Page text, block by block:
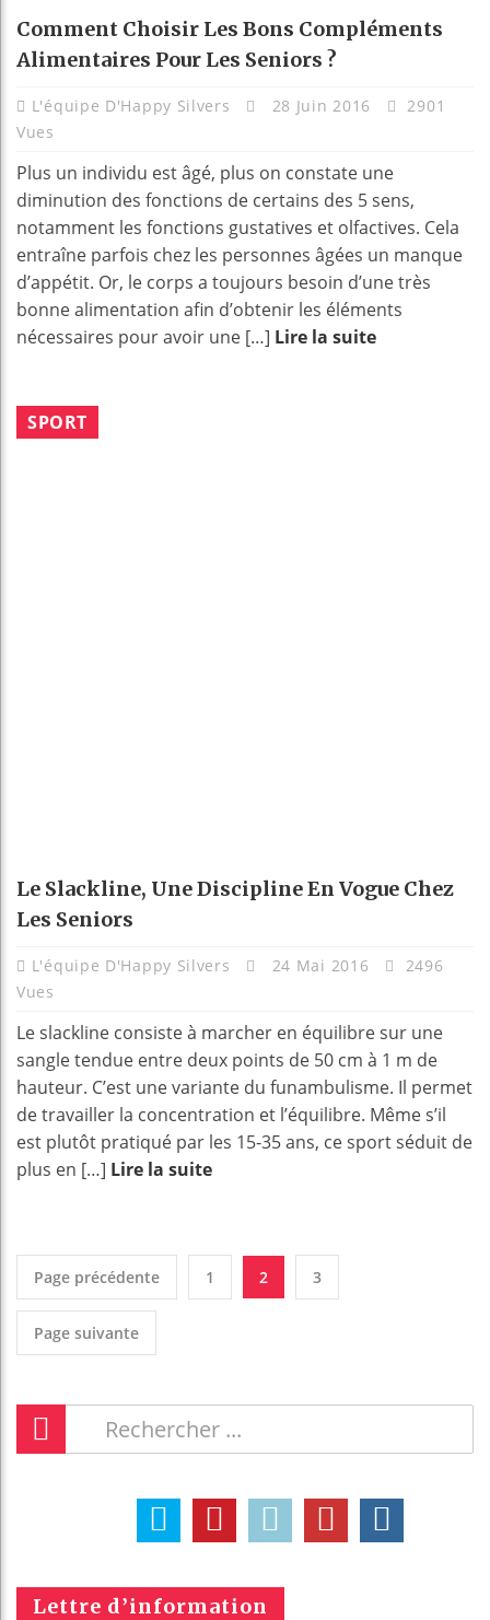
Comment Choisir Les Bons Compléments
Alimentaires Pour Les Seniors ?
L'équipe D'Happy Silvers 28 Juin 2016
2901
Vues
Plus un individu est âgé, plus on constate une
diminution des fonctions de certains des 5 sens,
notamment les fonctions gustatives et olfactives. Cela
entraîne parfois chez les personnes âgées un manque
d’appétit. Or, le corps a toujours besoin d’une très
bonne alimentation afin d’obtenir les éléments
nécessaires pour avoir une […] Lire la suite
SPORT
Le Slackline, Une Discipline En Vogue Chez
Les Seniors
L'équipe D'Happy Silvers 24 Mai 2016
2496
Vues
Le slackline consiste à marcher en équilibre sur une
sangle tendue entre deux points de 50 cm à 1 m de
hauteur. C’est une variante du funambulisme. Il permet
de travailler la concentration et l’équilibre. Même s’il
est plutôt pratiqué par les 15-35 ans, ce sport séduit de
plus en […] Lire la suite
Page précédente 1 2 3
Page suivante
Lettre d’information